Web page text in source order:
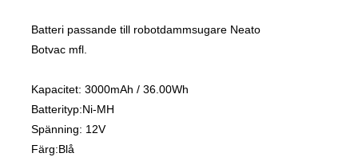
Batteri passande till robotdammsugare Neato
Botvac mfl.
Kapacitet: 3000mAh / 36.00Wh
Batterityp:Ni-MH
Spänning: 12V
Färg:Blå